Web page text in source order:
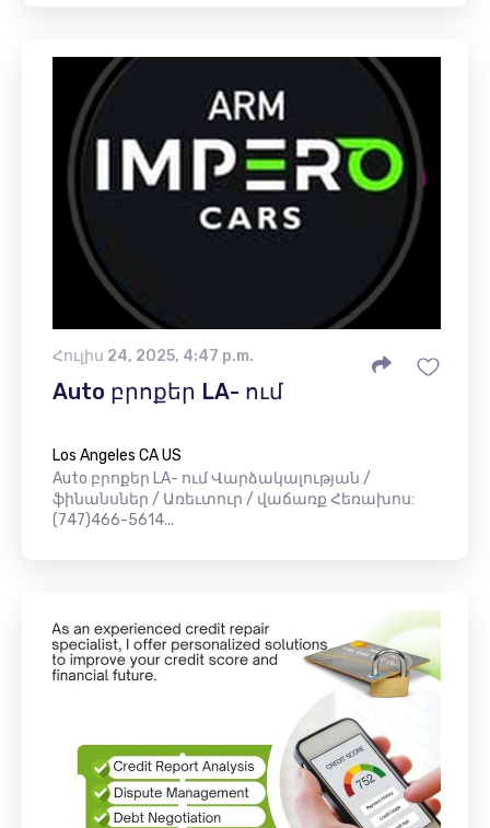
Հուլիս 24, 2025, 4:47 p.m.
Auto բրոքեր LA- ում
Los Angeles CA US
Auto բրոքեր LA- ում Վարձակալության /
ֆինանսներ / Առեւտուր / վաճառք Հեռախոս:
(747)466-5614...